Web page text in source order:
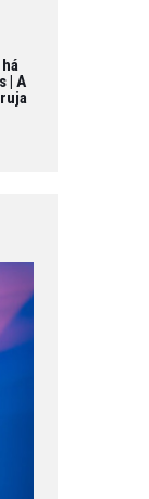
| A